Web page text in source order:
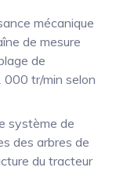
mécanique
de mesure
de
tr/min selon
système de
des arbres de
du tracteur